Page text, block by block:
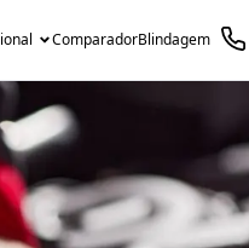
ComparadorBlindagem